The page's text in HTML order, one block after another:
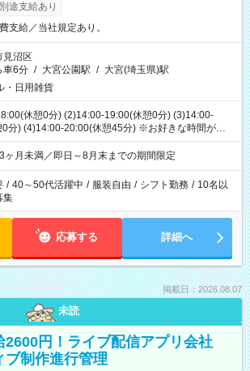
途支給あり
支給／当社規定あり。
見沼区
車6分 / 大宮公園駅 / 大宮(埼玉県)駅
・日用雑貨
休憩0分) (2)14:00-19:00(休憩0分) (3)14:00-
分) (4)14:00-20:00(休憩45分) ※お好きな時間が選べ
ヶ月未満／即日～8月末までの期間限定
/ 40～50代活躍中 / 服装自由 / シフト勤務 / 10名以
集
応募する 詳細へ
掲載日：2026.08.07
未読
2600円！ライブ配信アプリ会社
ブ制作進行管理